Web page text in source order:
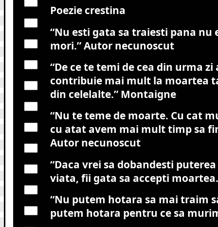
Poezie crestina
“Nu esti gata sa traiesti pana nu
mori.”Autor necunoscut
“De ce te temi de cea din urma zi
contribuie mai mult la moartea
din celelalte.”Montaigne
“Nu te teme de moarte. Cu cat
cu atat avem mai mult timp sa
Autor necunoscut
“Daca vrei sa dobandesti
viata, fii gata sa accepti
“Nu putem hotara sa mai traim
putem hotara pentru ce sa